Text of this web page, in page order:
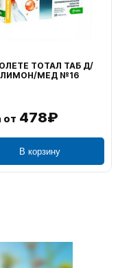
ТОТАЛ ТАБ Д/
ЛИМОН/МЕД №16
от 478₽
В корзину